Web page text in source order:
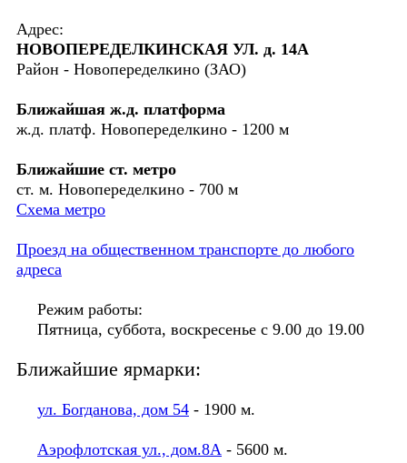
Адрес:
НОВОПЕРЕДЕЛКИНСКАЯ УЛ. д. 14А
Район - Новопеределкино (ЗАО)
Ближайшая ж.д. платформа
ж.д. платф. Новопеределкино - 1200 м
Ближайшие ст. метро
ст. м. Новопеределкино - 700 м
Схема метро
Проезд на общественном транспорте до любого
адреса
Режим работы:
Пятница, суббота, воскресенье с 9.00 до 19.00
Ближайшие ярмарки:
ул. Богданова, дом 54 - 1900 м.
Аэрофлотская ул., дом.8А - 5600 м.